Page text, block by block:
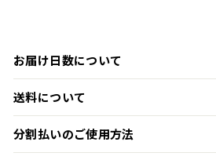
お届け日数について
送料について
分割払いのご使用方法